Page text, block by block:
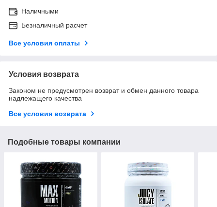
Наличными
Безналичный расчет
Все условия оплаты
Условия возврата
Законом не предусмотрен возврат и обмен данного товара
надлежащего качества
Все условия возврата
Подобные товары компании